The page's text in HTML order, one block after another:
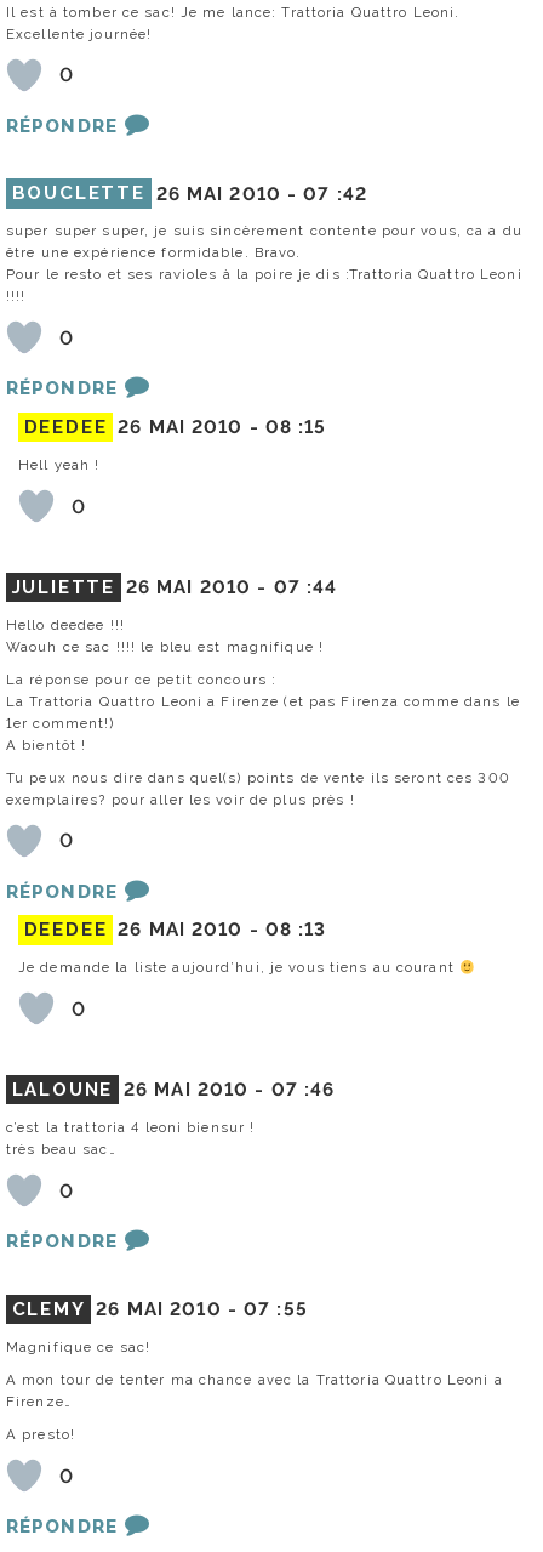
Il est à tomber ce sac! Je me lance: Trattoria Quattro Leoni.
Excellente journée!
0
RÉPONDRE
BOUCLETTE 26 MAI 2010 -07 :42
super super super, je suis sincèrement contente pour vous, ca a du
être une expérience formidable. Bravo.
Pour le resto et ses ravioles à la poire je dis :Trattoria Quattro Leoni
!!!!
0
RÉPONDRE
DEEDEE 26 MAI 2010 - 08 :15
Hell yeah !
0
JULIETTE 26 MAI 2010 - 07 :44
Hello deedee !!!
Waouh ce sac !!!! le bleu est magnifique !
La réponse pour ce petit concours :
La Trattoria Quattro Leoni a Firenze (et pas Firenza comme dans le
1er comment!)
A bientôt !
Tu peux nous dire dans quel(s) points de vente ils seront ces 300
exemplaires? pour aller les voir de plus près !
0
RÉPONDRE
DEEDEE 26 MAI 2010 - 08 :13
Je demande la liste aujourd’hui, je vous tiens au courant
0
LALOUNE 26 MAI 2010 - 07 :46
c’est la trattoria 4 leoni biensur !
très beau sac…
0
RÉPONDRE
CLEMY 26 MAI 2010 -07 :55
Magnifique ce sac!
A mon tour de tenter ma chance avec la Trattoria Quattro Leoni a
Firenze…
A presto!
0
RÉPONDRE